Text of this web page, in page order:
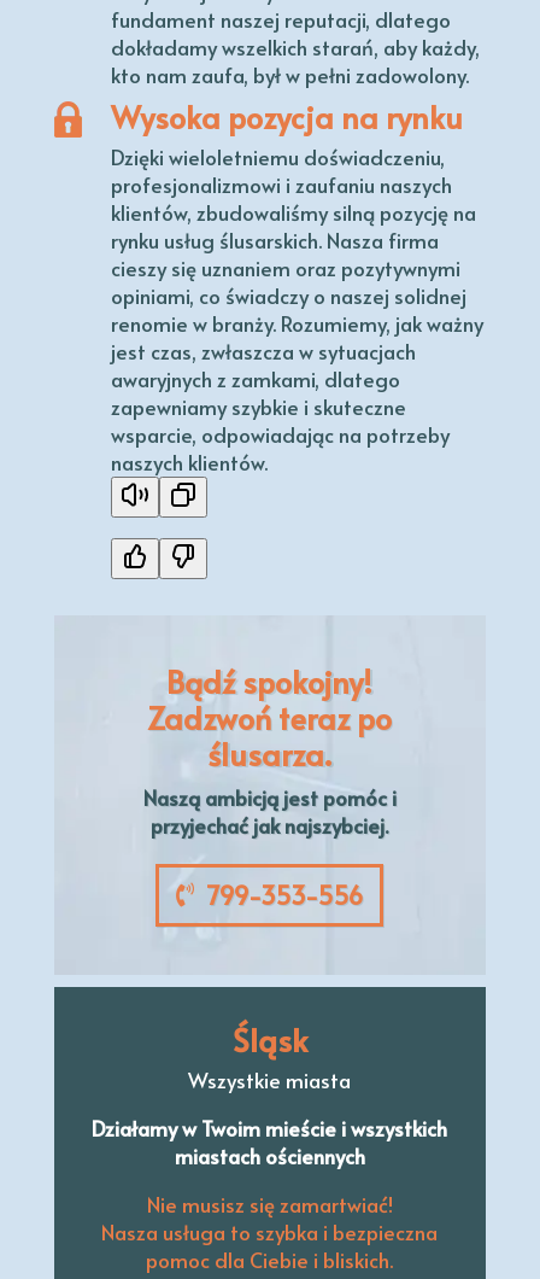
fundament naszej reputacji, dlatego
dokładamy wszelkich starań, aby każdy,
kto nam zaufa, był w pełni zadowolony.
Wysoka pozycja na rynku
Dzięki wieloletniemu doświadczeniu,
profesjonalizmowi i zaufaniu naszych
klientów, zbudowaliśmy silną pozycję na
rynku usług ślusarskich. Nasza firma
cieszy się uznaniem oraz pozytywnymi
opiniami, co świadczy o naszej solidnej
renomie w branży. Rozumiemy, jak ważny
jest czas, zwłaszcza w sytuacjach
awaryjnych z zamkami, dlatego
zapewniamy szybkie i skuteczne
wsparcie, odpowiadając na potrzeby
naszych klientów.
Bądź spokojny!
Zadzwoń teraz po
ślusarza.
Naszą ambicją jest pomóc i
przyjechać jak najszybciej.
799-353-556
Śląsk
Wszystkie miasta
Działamy w Twoim mieście i wszystkich
miastach ościennych
Nie musisz się zamartwiać!
Nasza usługa to szybka i bezpieczna
pomoc dla Ciebie i bliskich.